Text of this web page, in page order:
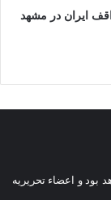
ایران در مشهد
و اعضاء تحریریه